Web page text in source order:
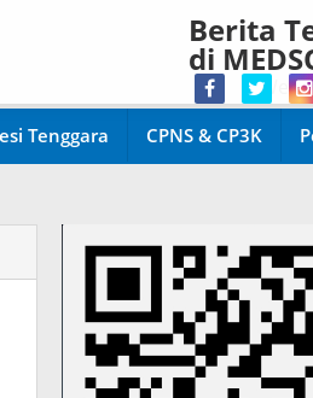
Berita
di
Tenggara CPNS & CP3K